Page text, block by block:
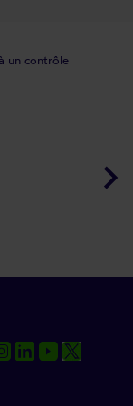
un contrôle
keyboard_arrow_right